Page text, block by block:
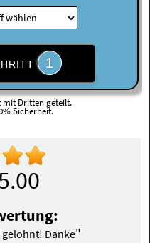
1
mit Dritten geteilt.
Sicherheit.
gelohnt! Danke"